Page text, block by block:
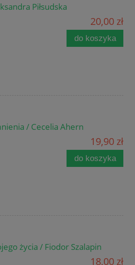
Piłsudska
20,00 zł
do koszyka
/ Cecelia Ahern
19,90 zł
do koszyka
życia / Fiodor Szalapin
18,00 zł